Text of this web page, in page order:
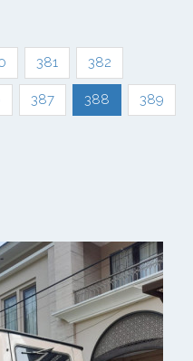
381 382
387 388 389